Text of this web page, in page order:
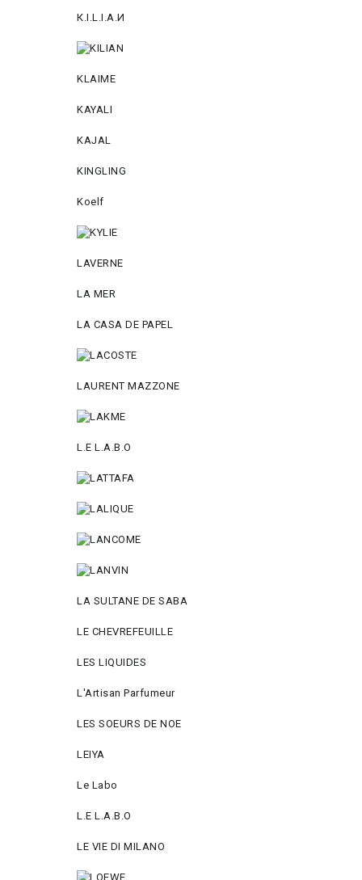
К.I.L.I.А.И
KLAIME
KAYALI
KAJAL
KINGLING
Koelf
LAVERNE
LA MER
LA CASA DE PAPEL
LAURENT MAZZONE
L.E L.A.B.O
LA SULTANE DE SABA
LE CHEVREFEUILLE
LES LIQUIDES
L'Artisan Parfumeur
LES SOEURS DE NOE
LEIYA
Le Labo
L.Е L.А.B.О
LE VIE DI MILANO